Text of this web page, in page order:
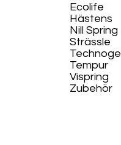
Ecolife​
Hästens
Nill Spring
Strässle
Technogel
Tempur
Vispring
Zubehör